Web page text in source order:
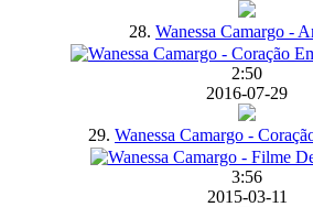
28. Wanessa Camargo -
2:50
2016-07-29
29. Wanessa Camargo -
3:56
2015-03-11